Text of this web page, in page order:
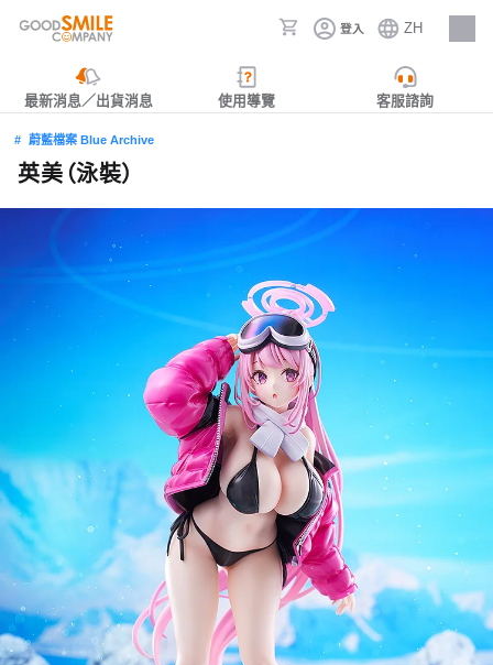
登入 ZH
人才招募
最新消息／出貨消息 使用導覽 客服諮詢
蔚藍檔案 Blue Archive
英美（泳裝）